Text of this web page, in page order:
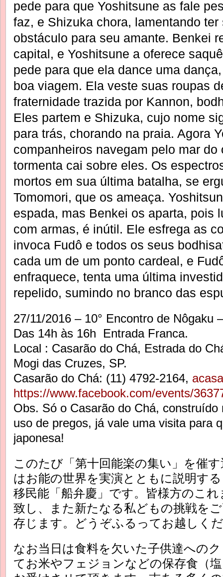
pede para que Yoshitsune as fale
faz, e Shizuka chora, lamentando ter
obstáculo para seu amante. Benkei
capital, e Yoshitsune a oferece
pede para que ela dance uma
boa viagem. Ela veste suas roupas
fraternidade trazida por Kannon,
Eles partem e Shizuka, cujo nome
para trás, chorando na praia. Agora
companheiros navegam pelo mar do
tormenta cai sobre eles. Os
mortos em sua última batalha, se
Tomomori, que os ameaça.
espada, mas Benkei os aparta, pois
com armas, é inútil. Ele esfrega as
invoca Fudô e todos os seus
cada um de um ponto cardeal, e
enfraquece, tenta uma última
repelido, sumindo no branco das
27/11/2016 – 10° Encontro de Nôgaku
Das 14h às 16h Entrada Franca.
Local : Casarão do Chá, Estrada do
Mogi das Cruzes, SP.
Casarão do Chá: (11) 4792-2164,
https://www.facebook.com/events/
Obs. Só o Casarão do Chá,
uso de pregos, já vale uma visita para
japonesa!
このたび「第十回能楽の集い」を催
はお能の世界を実演とともに説明す
移民能「船弁慶」です。皆様方のこ
致し、また新たなる私どもの挑戦を
存じます。どうぞふるってお越しく
なお当日は食料を欠いた子供達への
てお米やフェジョンなどの保存食（